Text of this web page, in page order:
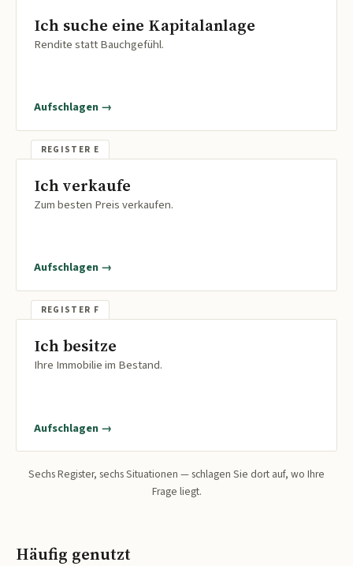
Ich suche eine Kapitalanlage
Rendite statt Bauchgefühl.
Aufschlagen →
Ich verkaufe
Zum besten Preis verkaufen.
Aufschlagen →
Ich besitze
Ihre Immobilie im Bestand.
Aufschlagen →
Sechs Register, sechs Situationen — schlagen Sie dort auf, wo Ihre
Frage liegt.
Häufig genutzt